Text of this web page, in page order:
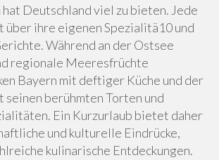
hat Deutschland viel zu bieten. Jede
über ihre eigenen Spezialitä10 und
Während an der Ostsee
regionale Meeresfrüchte
Bayern mit deftiger Küche und der
seinen berühmten Torten und
Ein Kurzurlaub bietet daher
und kulturelle Eindrücke,
kulinarische Entdeckungen.